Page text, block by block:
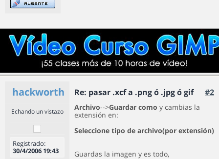
hackworth Re: pasar .xcf a .png ó .jpg ó gif #2
Echando un vistazo
Registrado:
30/4/2006 19:43
Archivo-->Guardar como y cambias la
extensión en:
Seleccione tipo de archivo(por extensión)
Guardas la imagen y es todo,